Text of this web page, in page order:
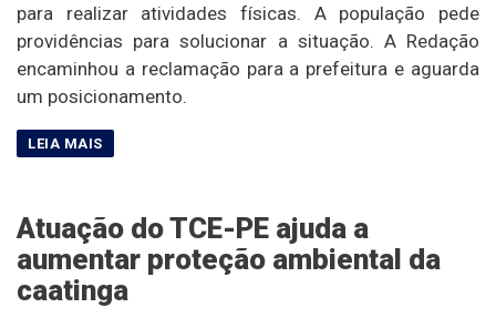
para realizar atividades físicas. A população pede
providências para solucionar a situação. A Redação
encaminhou a reclamação para a prefeitura e aguarda
um posicionamento.
Atuação do TCE-PE ajuda a
aumentar proteção ambiental da
caatinga